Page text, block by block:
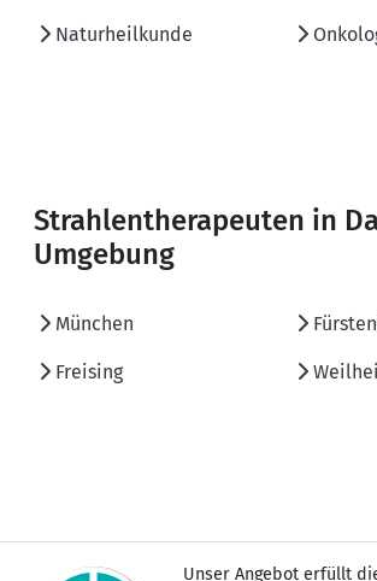
Naturheilkunde
Strahlentherapeuten in
Umgebung
München
Freising
Unser Angebot erfüllt